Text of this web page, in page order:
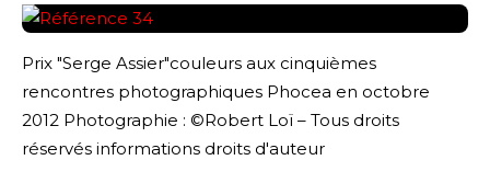
Prix "Serge Assier"couleurs aux cinquièmes
rencontres photographiques Phocea en octobre
2012 Photographie : ©Robert Loï – Tous droits
réservés informations droits d'auteur